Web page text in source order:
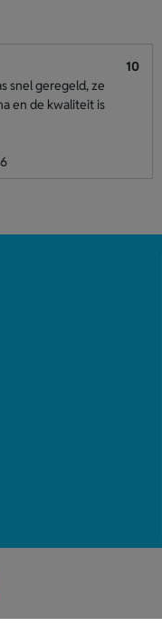
10
snel geregeld, ze
en de kwaliteit is